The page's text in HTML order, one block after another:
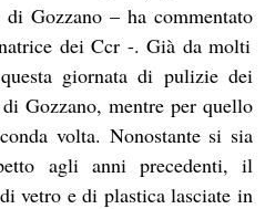
Gozzano – ha commentato
dei Ccr -. Già da molti
giornata di pulizie dei
Gozzano, mentre per quello
volta. Nonostante si sia
agli anni precedenti, il
vetro e di plastica lasciate in